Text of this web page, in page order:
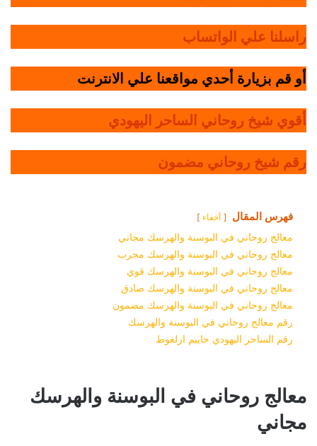
راسلنا علي الواتساب
أو قم بزيارة أحدي مواقعنا علي الانترنت
أقوي شيخ روحاني الساحر اليهودي
رقم شيخ روحاني مضمون
فهرس المقال أخفاء
معالج روحاني في البوسنة والهرسك مجاني
معالج روحاني في البوسنة والهرسك مجرب
معالج روحاني في البوسنة والهرسك قوي
معالج روحاني في البوسنة والهرسك صادق
معالج روحاني في البوسنة والهرسك مضمون
رقم معالج روحاني في البوسنة والهرسك
رقم الساحر اليهودي حاييم ازلغوط
معالج روحاني في البوسنة والهرسك
مجاني